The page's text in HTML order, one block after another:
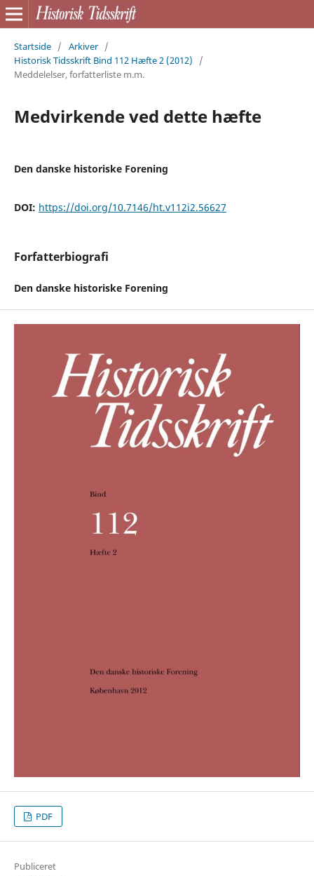
Startside / Arkiver /
Historisk Tidsskrift Bind 112 Hæfte 2 (2012)
/
Meddelelser, forfatterliste m.m.
Medvirkende ved dette hæfte
Den danske historiske Forening
DOI: https://doi.org/10.7146/ht.v112i2.56627
Forfatterbiografi
Den danske historiske Forening
PDF
Publiceret